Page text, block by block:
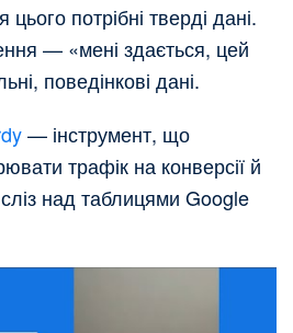
потрібні тверді дані.
— «мені здається, цей
поведінкові дані.
— інструмент, що
трафік на конверсії й
над таблицями Google